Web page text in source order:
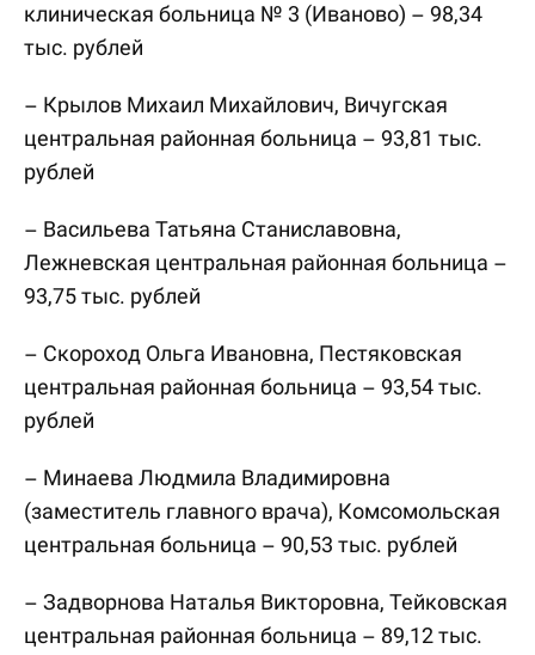
клиническая больница № 3 (Иваново) – 98,34
тыс. рублей
– Крылов Михаил Михайлович, Вичугская
центральная районная больница – 93,81 тыс.
рублей
– Васильева Татьяна Станиславовна,
Лежневская центральная районная больница –
93,75 тыс. рублей
– Скороход Ольга Ивановна, Пестяковская
центральная районная больница – 93,54 тыс.
рублей
– Минаева Людмила Владимировна
(заместитель главного врача), Комсомольская
центральная больница – 90,53 тыс. рублей
– Задворнова Наталья Викторовна, Тейковская
центральная районная больница – 89,12 тыс.